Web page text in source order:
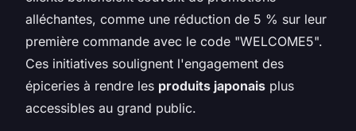
alléchantes, comme une réduction de 5 % sur leur
première commande avec le code "WELCOME5".
Ces initiatives soulignent l'engagement des
épiceries à rendre les produits japonais plus
accessibles au grand public.